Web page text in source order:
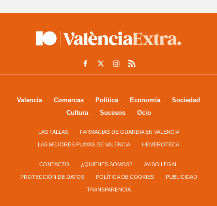
Valencia Comarcas Política Economía
Sociedad
Cultura
Sucesos Ocio
LAS FALLAS FARMACIAS DE GUARDIA EN VALENCIA
LAS MEJORES PLAYAS DE VALENCIA HEMEROTECA
CONTACTO ¿QUIENES SOMOS? AVISO LEGAL
PROTECCIÓN DE DATOS POLÍTICA DE COOKIES PUBLICIDAD
TRANSPARENCIA